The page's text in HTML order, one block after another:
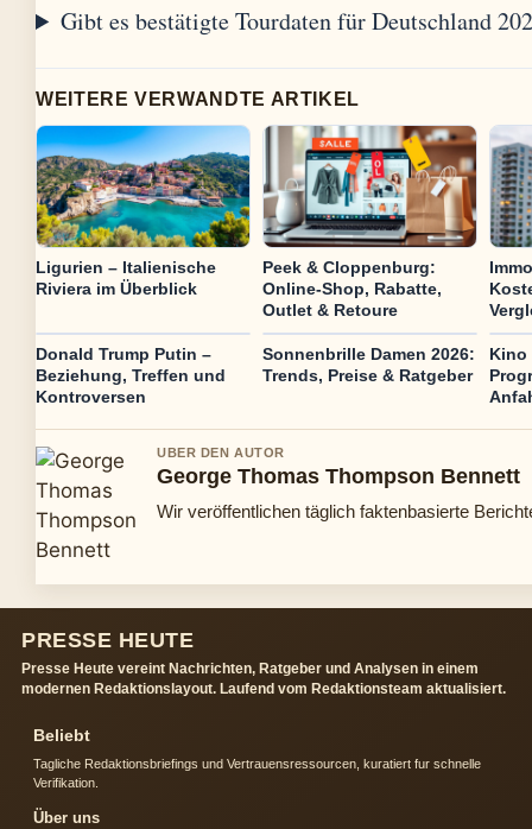
Gibt es bestätigte Tourdaten für Deutschland
WEITERE VERWANDTE ARTIKEL
Ligurien – Italienische
Riviera im Überblick
Peek & Cloppenburg:
Online-Shop, Rabatte,
Outlet & Retoure
Donald Trump Putin –
Beziehung, Treffen und
Kontroversen
Sonnenbrille Damen 2026:
Trends, Preise & Ratgeber
Kino
UBER DEN AUTOR
George Thomas Thompson Bennett
Wir veröffentlichen täglich faktenbasierte
PRESSE HEUTE
Presse Heute vereint Nachrichten, Ratgeber und Analysen in einem
modernen Redaktionslayout. Laufend vom Redaktionsteam aktualisiert.
Beliebt
Tagliche Redaktionsbriefings und Vertrauensressourcen, kuratiert fur schnelle
Verifikation.
Über uns